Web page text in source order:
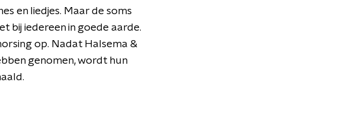
en liedjes. Maar de soms
bij iedereen in goede aarde.
op. Nadat Halsema &
genomen, wordt hun